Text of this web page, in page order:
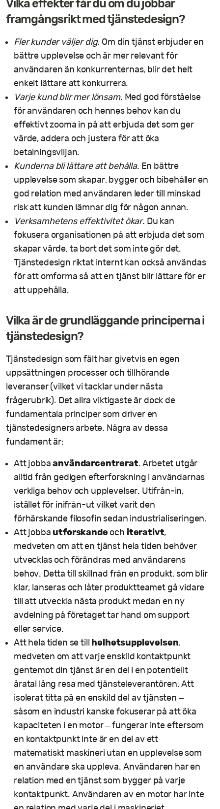
Vilka effekter får du om du jobbar
framgångsrikt med tjänstedesign?
Fler kunder väljer dig. Om din tjänst erbjuder en
bättre upplevelse och är mer relevant för
användaren än konkurrenternas, blir det helt
enkelt lättare att konkurrera.
Varje kund blir mer lönsam. Med god förståelse
för användaren och hennes behov kan du
effektivt zooma in på att erbjuda det som ger
värde, addera och justera för att öka
betalningsviljan.
Kunderna bli lättare att behålla. En bättre
upplevelse som skapar, bygger och bibehåller en
god relation med användaren leder till minskad
risk att kunden lämnar dig för någon annan.
Verksamhetens effektivitet ökar. Du kan
fokusera organisationen på att erbjuda det som
skapar värde, ta bort det som inte gör det.
Tjänstedesign riktat internt kan också användas
för att omforma så att en tjänst blir lättare för er
att uppehålla.
Vilka är de grundläggande principerna i
tjänstedesign?
Tjänstedesign som fält har givetvis en egen
uppsättningen processer och tillhörande
leveranser (vilket vi tacklar under nästa
frågerubrik). Det allra viktigaste är dock de
fundamentala principer som driver en
tjänstedesigners arbete. Några av dessa
fundament är:
Att jobbaanvändarcentrerat. Arbetet utgår
alltid från gedigen efterforskning i användarnas
verkliga behov och upplevelser. Utifrån-in,
istället för inifrån-ut vilket varit den
förhärskande filosofin sedan industrialiseringen.
Att jobba utforskandeoch iterativt,
medveten om att en tjänst hela tiden behöver
utvecklas och förändras med användarens
behov. Detta till skillnad från en produkt, som blir
klar, lanseras och låter produktteamet gå vidare
till att utveckla nästa produkt medan en ny
avdelning på företaget tar hand om support
eller service.
Att hela tiden se till helhetsupplevelsen,
medveten om att varje enskild kontaktpunkt
gentemot din tjänst är en del i en potentiellt
åratal lång resa med tjänsteleverantören. Att
isolerat titta på en enskild del av tjänsten –
såsom en industri kanske fokuserar på att öka
kapaciteten i en motor – fungerar inte eftersom
en kontaktpunkt inte är en del av ett
matematiskt maskineri utan en upplevelse som
en användare ska uppleva. Användaren har en
relation med en tjänst som bygger på varje
kontaktpunkt. Användaren av en motor har inte